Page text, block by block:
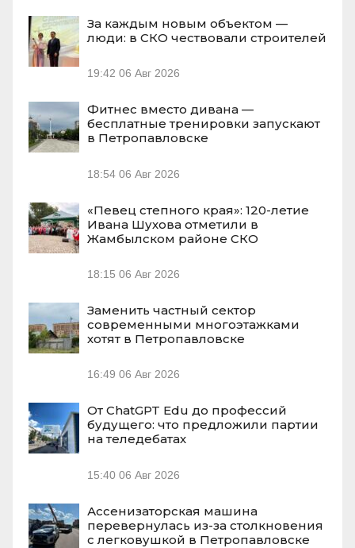
За каждым новым объектом —
люди: в СКО чествовали строителей
19:42 06 Авг 2026
Фитнес вместо дивана —
бесплатные тренировки запускают
в Петропавловске
18:54 06 Авг 2026
«Певец степного края»: 120-летие
Ивана Шухова отметили в
Жамбылском районе СКО
18:15 06 Авг 2026
Заменить частный сектор
современными многоэтажками
хотят в Петропавловске
16:49 06 Авг 2026
От ChatGPT Edu до профессий
будущего: что предложили партии
на теледебатах
15:40 06 Авг 2026
Ассенизаторская машина
перевернулась из-за столкновения
с легковушкой в Петропавловске